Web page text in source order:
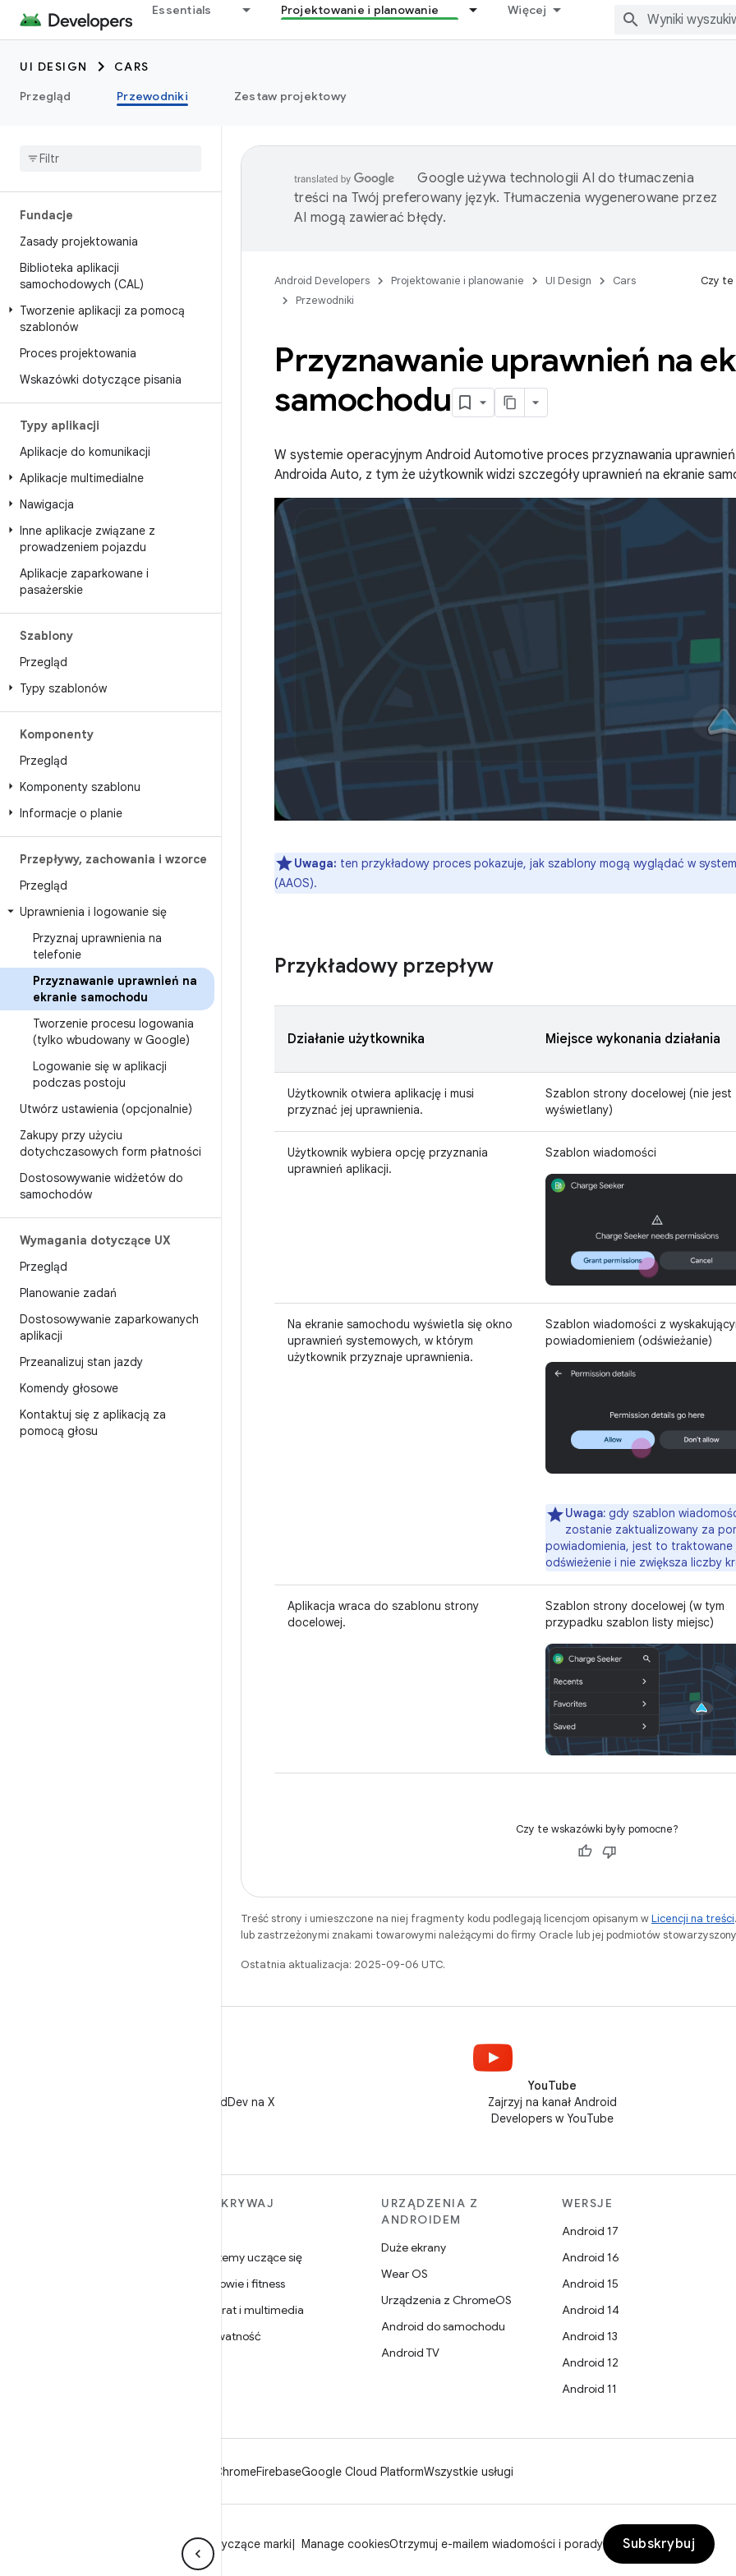
Essentials Projektowanie i planowanie Więcej
UI DESIGN
CARS
Przegląd
Przewodniki Zestaw projektowy
Fundacje
Zasady projektowania
Biblioteka aplikacji
samochodowych (CAL)
Tworzenie aplikacji za pomocą
szablonów
Proces projektowania
Wskazówki dotyczące pisania
Typy aplikacji
Aplikacje do komunikacji
Aplikacje multimedialne
Nawigacja
Inne aplikacje związane z
prowadzeniem pojazdu
Aplikacje zaparkowane i
pasażerskie
Szablony
Przegląd
Typy szablonów
Komponenty
Przegląd
Komponenty szablonu
Informacje o planie
Przepływy, zachowania i wzorce
Przegląd
Uprawnienia i logowanie się
Przyznaj uprawnienia na
telefonie
Przyznawanie uprawnień na
ekranie samochodu
Tworzenie procesu logowania
(tylko wbudowany w Google)
Logowanie się w aplikacji
podczas postoju
Utwórz ustawienia (opcjonalnie)
Zakupy przy użyciu
dotychczasowych form płatności
Dostosowywanie widżetów do
samochodów
Wymagania dotyczące UX
Przegląd
Planowanie zadań
Dostosowywanie zaparkowanych
aplikacji
Przeanalizuj stan jazdy
Komendy głosowe
Kontaktuj się z aplikacją za
pomocą głosu
Google używa technologii AI do tłumaczenia
treści na Twój preferowany język. Tłumaczenia wygenerowane przez
AI mogą zawierać błędy.
Android Developers Projektowanie i planowanie UI Design
Cars
Przewodniki
Czy te
Przyznawanie uprawnień na
samochodu
W systemie operacyjnym Android Automotive proces przyznawania
Androida Auto, z tym że użytkownik widzi szczegóły uprawnień na ekranie
Uwaga: ten przykładowy proces pokazuje, jak szablony mogą wyglądać w
(AAOS).
Przykładowy przepływ
Działanie użytkownika Miejsce wykonania działania
Użytkownik otwiera aplikację i musi
przyznać jej uprawnienia.
Szablon strony docelowej (nie jest
wyświetlany)
Użytkownik wybiera opcję przyznania
uprawnień aplikacji.
Szablon wiadomości
Na ekranie samochodu wyświetla się okno
uprawnień systemowych, w którym
użytkownik przyznaje uprawnienia.
Szablon wiadomości z
powiadomieniem (odświeżanie)
Uwaga: gdy szablon
zostanie zaktualizowany za
powiadomienia, jest to traktowane
odświeżenie i nie zwiększa liczby
Aplikacja wraca do szablonu strony
docelowej.
Szablon strony docelowej (w tym
przypadku szablon listy miejsc)
Czy te wskazówki były pomocne?
Treść strony i umieszczone na niej fragmenty kodu podlegają licencjom opisanym wLicencji na treści
lub zastrzeżonymi znakami towarowymi należącymi do firmy Oracle lub jej podmiotów
Ostatnia aktualizacja: 2025-09-06 UTC.
Obserwuj @AndroidDev na X
YouTube
Zajrzyj na kanał Android
Developers w YouTube
ODKRYWAJ
Systemy uczące się
Zdrowie i fitness
Aparat i multimedia
Prywatność
URZĄDZENIA Z
ANDROIDEM
Duże ekrany
Wear OS
Urządzenia z ChromeOS
Android do samochodu
Android TV
WERSJE
Android 17
Android 16
Android 15
Android 14
Android 13
Android 12
Android 11
ChromeFirebaseGoogle Cloud PlatformWszystkie usługi
Wytyczne dotyczące marki Manage cookiesOtrzymuj e-mailem wiadomości i porady Subskrybuj